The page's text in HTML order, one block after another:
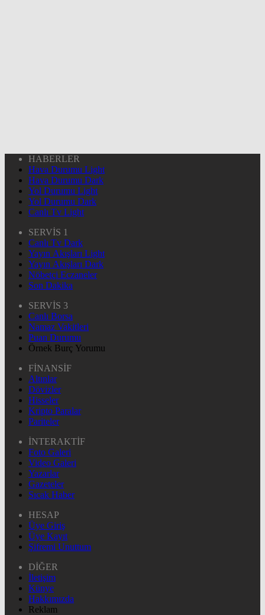
HABERLER
Hava Durumu Light
Hava Durumu Dark
Yol Durumu Light
Yol Durumu Dark
Canlı Tv Light
SERVİS 1
Canlı Tv Dark
Yayın Akışları Light
Yayın Akışları Dark
Nöbetçi Eczaneler
Son Dakika
SERVİS 3
Canlı Borsa
Namaz Vakitleri
Puan Durumu
Örnek Burç Yorumu
FİNANSİF
Altınlar
Dövizler
Hisseler
Kripto Paralar
Pariteler
İNTERAKTİF
Foto Galeri
Video Galeri
Yazarlar
Gazeteler
Sıcak Haber
HESAP
Üye Giriş
Üye Kayıt
Şifremi Unuttum
DİĞER
İletişim
Künye
Hakkımızda
Reklam